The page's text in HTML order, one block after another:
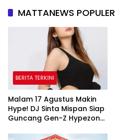
MATTANEWS POPULER
BERITA TERKINI
Malam 17 Agustus Makin
Hype! DJ Sinta Mispan Siap
Guncang Gen-Z Hypezone